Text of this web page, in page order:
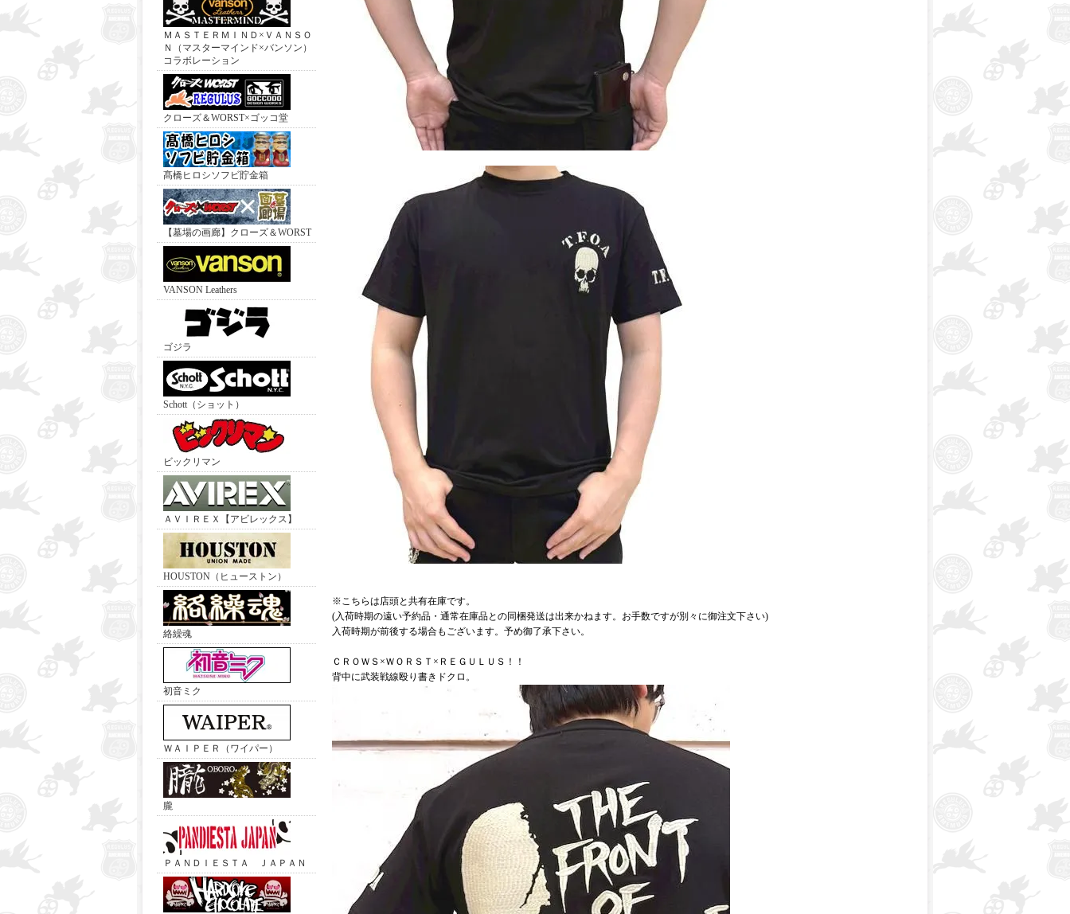
ＭＡＳＴＥＲＭＩＮＤ×ＶＡＮＳＯ
Ｎ（マスターマインド×バンソン）
コラボレーション
クローズ＆WORST×ゴッコ堂
髙橋ヒロシソフビ貯金箱
【墓場の画廊】クローズ＆WORST
VANSON Leathers
ゴジラ
Schott（ショット）
ビックリマン
ＡＶＩＲＥＸ【アビレックス】
HOUSTON（ヒューストン）
絡繰魂
初音ミク
ＷＡＩＰＥＲ（ワイパー）
朧
ＰＡＮＤＩＥＳＴＡ ＪＡＰＡＮ
※こちらは店頭と共有在庫です。
(入荷時期の遠い予約品・通常在庫品との同梱発送は出来かねます。お手数ですが別々に御注文下さい)
入荷時期が前後する場合もございます。予め御了承下さい。
ＣＲＯＷＳ×ＷＯＲＳＴ×ＲＥＧＵＬＵＳ！！
背中に武装戦線殴り書きドクロ。